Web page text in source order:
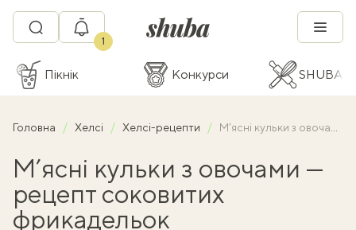
1
Пікнік Конкурси SHUBA
Головна Хелсі Хелсі-рецепти М’ясні кульки з овочами — рецепт соковитих фрикадельок
М’ясні кульки з овочами —
рецепт соковитих
фрикадельок